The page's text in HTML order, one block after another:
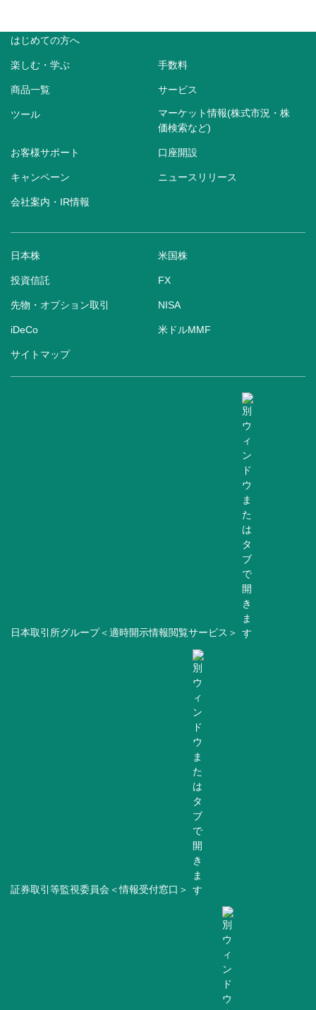
はじめての方へ
楽しむ・学ぶ 手数料
商品一覧 サービス
ツール
マーケット情報(株式市況・株
価検索など)
お客様サポート 口座開設
キャンペーン ニュースリリース
会社案内・IR情報
日本株 米国株
投資信託 FX
先物・オプション取引 NISA
iDeCo 米ドルMMF
サイトマップ
日本取引所グループ＜適時開示情報閲覧サービス＞
証券取引等監視委員会＜情報受付窓口＞